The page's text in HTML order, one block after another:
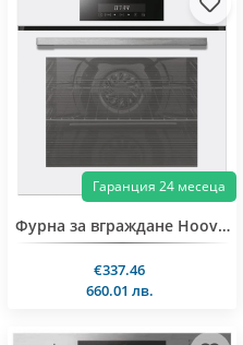
Гаранция 24 месеца
Фурна за вграждане Hoover HOC3T7178WD
€337.46
660.01 лв.